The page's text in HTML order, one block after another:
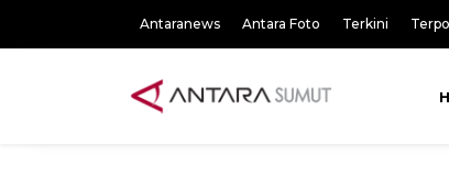
Antaranews Antara Foto Terkini